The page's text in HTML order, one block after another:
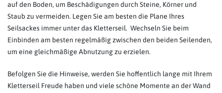
auf den Boden, um Beschädigungen durch Steine, Körner und
Staub zu vermeiden. Legen Sie am besten die Plane Ihres
Seilsackes immer unter das Kletterseil. Wechseln Sie beim
Einbinden am besten regelmäßig zwischen den beiden Seilenden,
um eine gleichmäßige Abnutzung zu erzielen.
Befolgen Sie die Hinweise, werden Sie hoffentlich lange mit Ihrem
Kletterseil Freude haben und viele schöne Momente an der Wand